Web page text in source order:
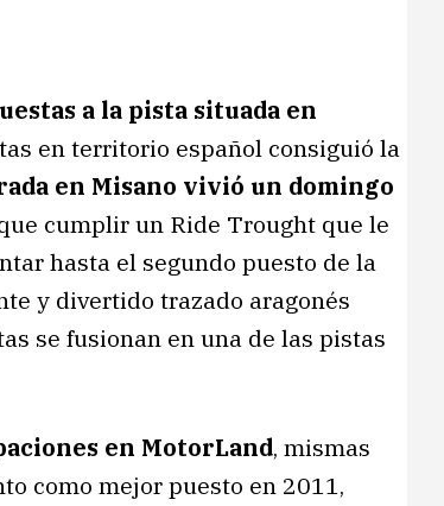
a la pista situada en
en territorio español consiguió la
en Misano vivió un domingo
cumplir un Ride Trought que le
hasta el segundo puesto de la
y divertido trazado aragonés
se fusionan en una de las pistas
en MotorLand, mismas
como mejor puesto en 2011,